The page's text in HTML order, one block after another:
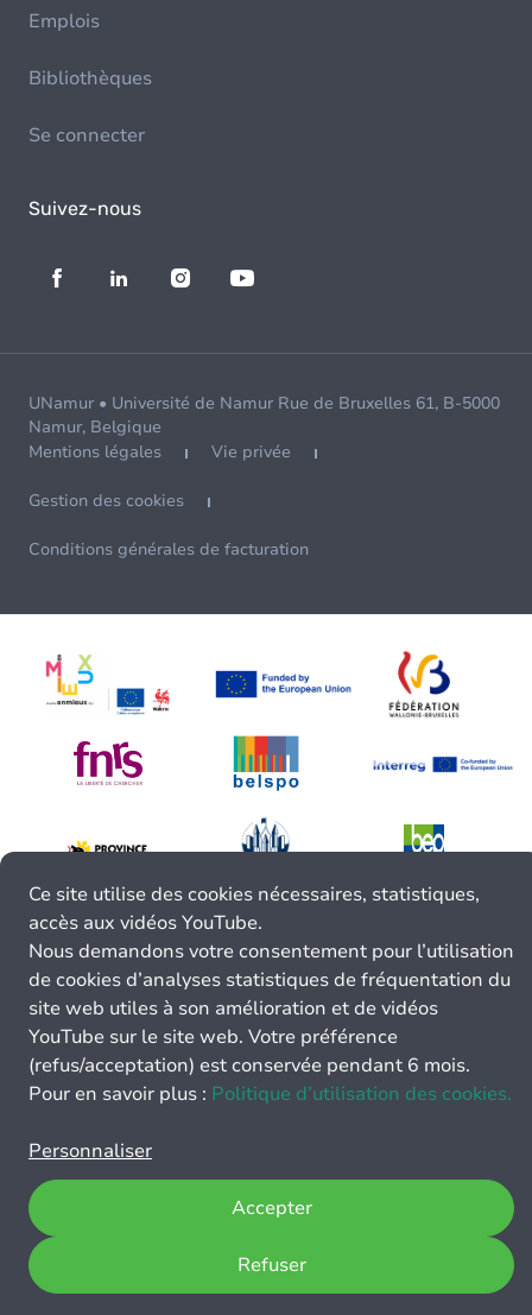
Emplois
Bibliothèques
Se connecter
Suivez-nous
UNamur • Université de Namur Rue de Bruxelles 61, B-5000
Namur, Belgique
Mentions légales
Vie privée
Gestion des cookies
Conditions générales de facturation
Ce site utilise des cookies nécessaires, statistiques,
accès aux vidéos YouTube.
Nous demandons votre consentement pour l’utilisation
de cookies d’analyses statistiques de fréquentation du
site web utiles à son amélioration et de vidéos
YouTube sur le site web. Votre préférence
(refus/acceptation) est conservée pendant 6 mois.
Pour en savoir plus : Politique d’utilisation des cookies.
Personnaliser
Refuser
Accepter